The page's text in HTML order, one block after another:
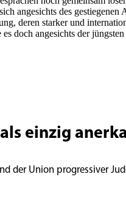
angesichts des
deren starker und
doch angesichts der
einzig
der Union progressiver